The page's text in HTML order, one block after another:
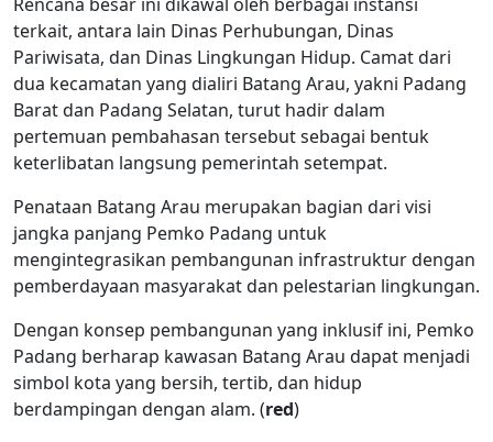
terkait, antara lain Dinas Perhubungan, Dinas
Pariwisata, dan Dinas Lingkungan Hidup. Camat dari
dua kecamatan yang dialiri Batang Arau, yakni Padang
Barat dan Padang Selatan, turut hadir dalam
pertemuan pembahasan tersebut sebagai bentuk
keterlibatan langsung pemerintah setempat.
Penataan Batang Arau merupakan bagian dari visi
jangka panjang Pemko Padang untuk
mengintegrasikan pembangunan infrastruktur dengan
pemberdayaan masyarakat dan pelestarian lingkungan.
Dengan konsep pembangunan yang inklusif ini, Pemko
Padang berharap kawasan Batang Arau dapat menjadi
simbol kota yang bersih, tertib, dan hidup
berdampingan dengan alam. (red)